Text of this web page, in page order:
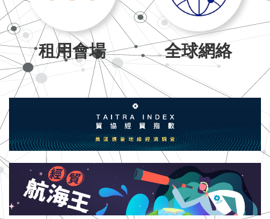
租用會場 全球網絡